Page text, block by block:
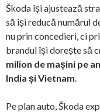
Škoda își ajustează
să își reducă numărul
nu prin concedieri, ci
brandul își dorește să
milion de mașini pe an
India și Vietnam.
Pe plan auto, Škoda